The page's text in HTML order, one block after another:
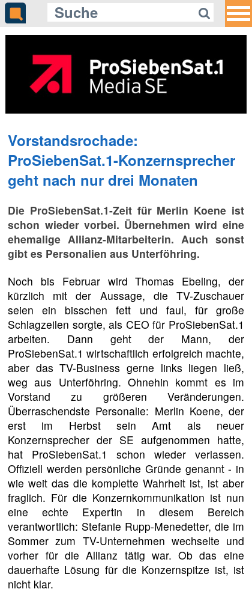
Vorstandsrochade:
ProSiebenSat.1-Konzernsprecher
geht nach nur drei Monaten
Die ProSiebenSat.1-Zeit für Merlin Koene ist
schon wieder vorbei. Übernehmen wird eine
ehemalige Allianz-Mitarbeiterin. Auch sonst
gibt es Personalien aus Unterföhring.
Noch bis Februar wird Thomas Ebeling, der
kürzlich mit der Aussage, die TV-Zuschauer
seien ein bisschen fett und faul, für große
Schlagzeilen sorgte, als CEO für ProSiebenSat.1
arbeiten. Dann geht der Mann, der
ProSiebenSat.1 wirtschaftlich erfolgreich machte,
aber das TV-Business gerne links liegen ließ,
weg aus Unterföhring. Ohnehin kommt es im
Vorstand zu größeren Veränderungen.
Überraschendste Personalie: Merlin Koene, der
erst im Herbst sein Amt als neuer
Konzernsprecher der SE aufgenommen hatte,
hat ProSiebenSat.1 schon wieder verlassen.
Offiziell werden persönliche Gründe genannt - in
wie weit das die komplette Wahrheit ist, ist aber
fraglich. Für die Konzernkommunikation ist nun
eine echte Expertin in diesem Bereich
verantwortlich: Stefanie Rupp-Menedetter, die im
Sommer zum TV-Unternehmen wechselte und
vorher für die Allianz tätig war. Ob das eine
dauerhafte Lösung für die Konzernspitze ist, ist
nicht klar.